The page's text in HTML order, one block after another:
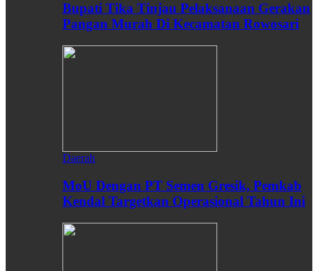
Bupati Tika Tinjau Pelaksanaan Gerakan
Pangan Murah Di Kecamatan Rowosari
Daerah
MoU Dengan PT Semen Gresik, Pemkab
Kendal Targetkan Operasional Tahun Ini